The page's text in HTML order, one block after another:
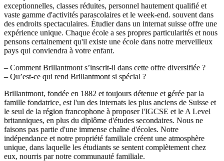
exceptionnelles, classes réduites, personnel hautement qualifié et
vaste gamme d'activités parascolaires et le week-end. souvent dans
des endroits spectaculaires. Étudier dans un internat suisse offre une
expérience unique. Chaque école a ses propres particularités et nous
pensons certainement qu'il existe une école dans notre merveilleux
pays qui conviendra à votre enfant.
– Comment Brillantmont s’inscrit-il dans cette offre diversifiée ?
– Qu’est-ce qui rend Brillantmont si spécial ?
Brillantmont, fondée en 1882 et toujours détenue et gérée par la
famille fondatrice, est l'un des internats les plus anciens de Suisse et
le seul de la région francophone à proposer l'IGCSE et le A Level
britanniques, en plus du diplôme d'études secondaires. Nous ne
faisons pas partie d'une immense chaîne d'écoles. Notre
indépendance et notre propriété familiale créent une atmosphère
unique, dans laquelle les étudiants se sentent complètement chez
eux, nourris par notre communauté familiale.